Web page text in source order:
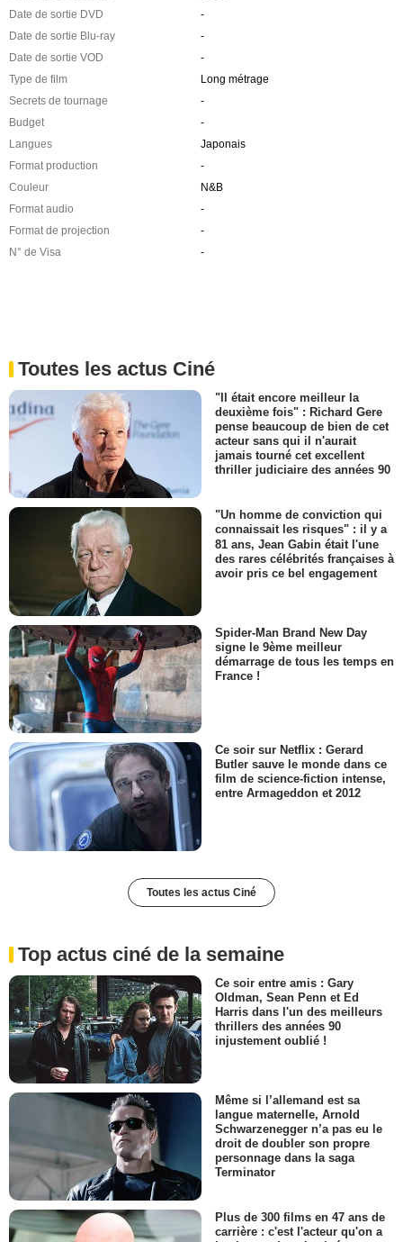
Date de sortie DVD
-
Date de sortie Blu-ray
-
Date de sortie VOD
-
Type de film
Long métrage
Secrets de tournage
-
Budget
-
Langues
Japonais
Format production
-
Couleur
N&B
Format audio
-
Format de projection
-
N° de Visa
-
Toutes les actus Ciné
"Il était encore meilleur la
deuxième fois" : Richard Gere
pense beaucoup de bien de cet
acteur sans qui il n'aurait
jamais tourné cet excellent
thriller judiciaire des années 90
"Un homme de conviction qui
connaissait les risques" : il y a
81 ans, Jean Gabin était l'une
des rares célébrités françaises à
avoir pris ce bel engagement
Spider-Man Brand New Day
signe le 9ème meilleur
démarrage de tous les temps en
France !
Ce soir sur Netflix : Gerard
Butler sauve le monde dans ce
film de science-fiction intense,
entre Armageddon et 2012
Toutes les actus Ciné
Top actus ciné de la semaine
Ce soir entre amis : Gary
Oldman, Sean Penn et Ed
Harris dans l'un des meilleurs
thrillers des années 90
injustement oublié !
Même si l’allemand est sa
langue maternelle, Arnold
Schwarzenegger n’a pas eu le
droit de doubler son propre
personnage dans la saga
Terminator
Plus de 300 films en 47 ans de
carrière : c'est l'acteur qu'on a